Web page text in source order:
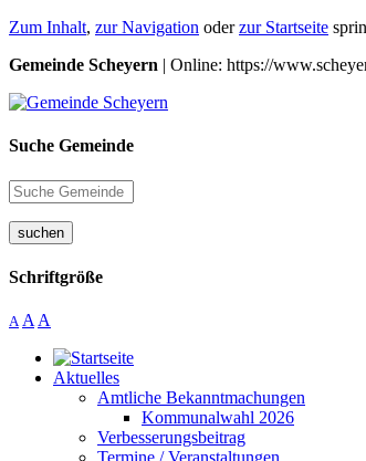
Zum Inhalt, zur Navigation oderzur Startseite
Gemeinde Scheyern | Online: https://
Suche Gemeinde
suchen
Schriftgröße
A A A
Aktuelles
Amtliche Bekanntmachungen
Kommunalwahl 2026
Verbesserungsbeitrag
Termine / Veranstaltungen